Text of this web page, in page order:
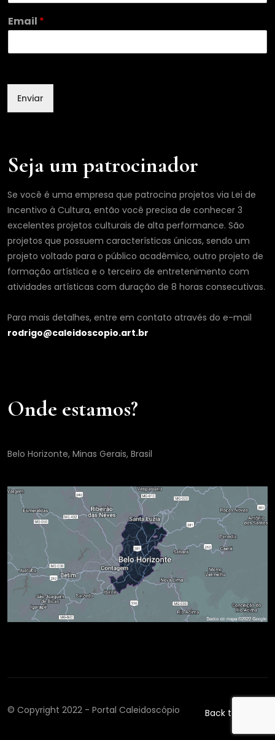
E
a
N
m
Email *
Enviar
Seja um patrocinador
Se você é uma empresa que patrocina projetos via Lei de
Incentivo à Cultura, então você precisa de conhecer 3
excelentes projetos culturais de alta performance. São
projetos que possuem características únicas, sendo um
projeto voltado para o público acadêmico, outro projeto de
formação artística e o terceiro de entretenimento com
atividades artísticas com duração de 8 horas consecutivas.
Para mais detalhes, entre em contato através do e-mail
rodrigo@caleidoscopio.art.br
Onde estamos?
Belo Horizonte, Minas Gerais, Brasil
© Copyright 2022 - Portal Caleidoscópio Back to top